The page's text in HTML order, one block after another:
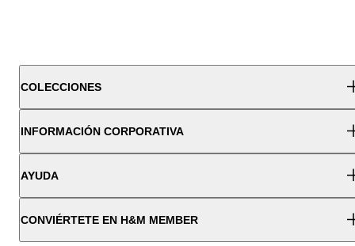
COLECCIONES
INFORMACIÓN CORPORATIVA
AYUDA
CONVIÉRTETE EN H&M MEMBER